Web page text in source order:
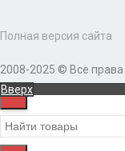
Полная версия сайта
2008-2025 © Все
Вверх